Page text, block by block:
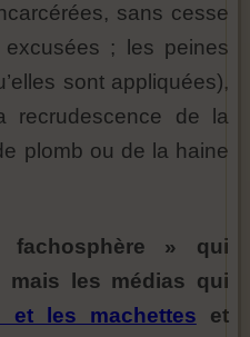
sans cesse
excusées ; les peines
sont appliquées),
recrudescence de la
plomb ou de la haine
» qui
mais les médias qui
et les machettes et